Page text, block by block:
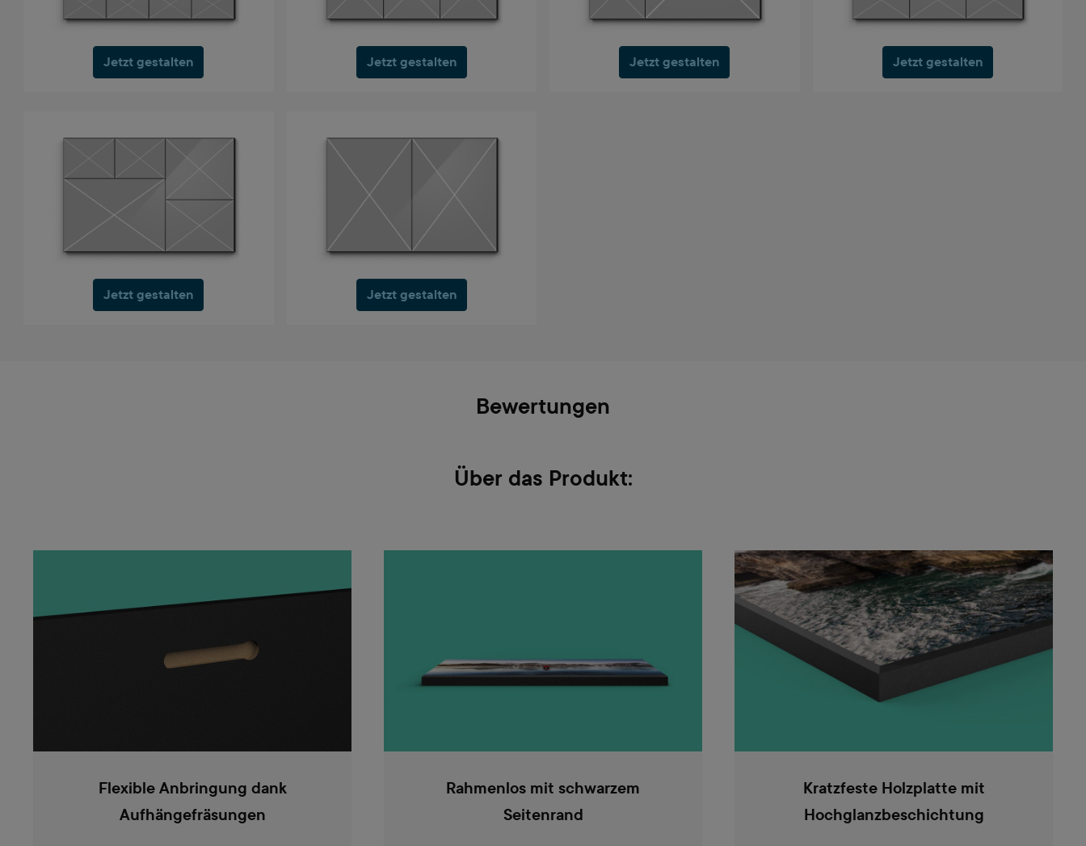
Jetzt gestalten Jetzt gestalten Jetzt gestalten Jetzt gestalten
Jetzt gestalten Jetzt gestalten
Bewertungen
Über das Produkt:
Flexible Anbringung dank
Aufhängefräsungen
Rahmenlos mit schwarzem
Seitenrand
Kratzfeste Holzplatte mit
Hochglanzbeschichtung